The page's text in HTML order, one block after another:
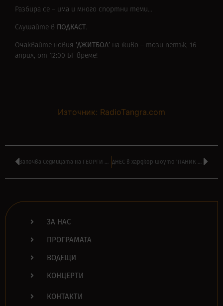
Разбира се – има и много спортни теми…
Слушайте в ПОДКАСТ.
Очаквайте новия ‘ДЖИТБОЛ’ на живо – този петък, 16
април, от 12:00 БГ време!
Източник: RadioTangra.com
Започва Седмицата на ГЕОРГИ МИНЧЕВ по радио ТАНГРА МЕГА РОК ДНЕС в хардкор шоуто ‘ПАНИК АТАК’ на АЛЕКСАНДЪР БОЯДЖИЕВ от 16:00
ЗА НАС
ПРОГРАМАТА
ВОДЕЩИ
КОНЦЕРТИ
КОНТАКТИ